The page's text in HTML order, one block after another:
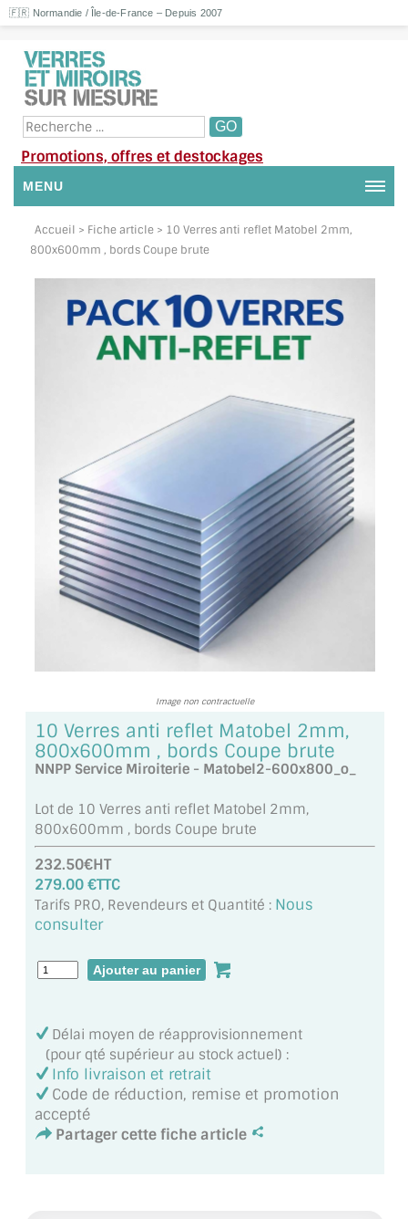
🇫🇷 Normandie / Île-de-France – Depuis 2007
Promotions, offres et destockages
MENU
NOUS CONTACTER
DEMANDE DE DEVIS
SUIVI DE DEVIS
TOUS LES TARIFS AU M2
GUIDE : CHOIX PAR UTILISATION
INSPIRATIONS ET NOUVEAUTÉS
AMBIANCE LAITON BROSSÉ
MIROIRS VIEILLIS AMBIANCE BRASSERIE
MIROIR SUR MESURE
MIROIR VIEILLI
MIROIR DÉCORATIF DE COULEUR
LOTS DE MIROIRS EN MOZAÏQUE
MIROIR DE SALLE DE BAIN
MIROIR PAROI DE DOUCHE
MIROIR POUR SALLE DE SPORT
MIROIR TV
VERRE SUR MESURE
VERRE EXTRACLAIR
Accueil > Fiche article > 10 Verres anti reflet Matobel 2mm,
800x600mm , bords Coupe brute
Image non contractuelle
10 Verres anti reflet Matobel 2mm,
800x600mm , bords Coupe brute
NNPP Service Miroiterie - Matobel2-600x800_o_
Lot de 10 Verres anti reflet Matobel 2mm,
800x600mm , bords Coupe brute
232.50€HT
279.00 €TTC
Tarifs PRO, Revendeurs et Quantité : Nous
consulter
Délai moyen de réapprovisionnement
(pour qté supérieur au stock actuel) :
Info livraison et retrait
Code de réduction, remise et promotion
accepté
Partager cette fiche article